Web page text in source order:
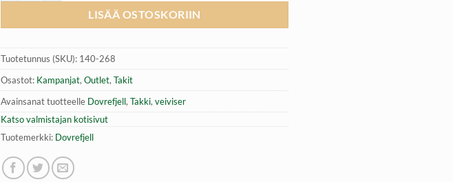
LISÄÄ OSTOSKORIIN
Tuotetunnus (SKU): 140-268
Osastot: Kampanjat, Outlet, Takit
Avainsanat tuotteelle Dovrefjell, Takki, veiviser
Katso valmistajan kotisivut
Tuotemerkki: Dovrefjell